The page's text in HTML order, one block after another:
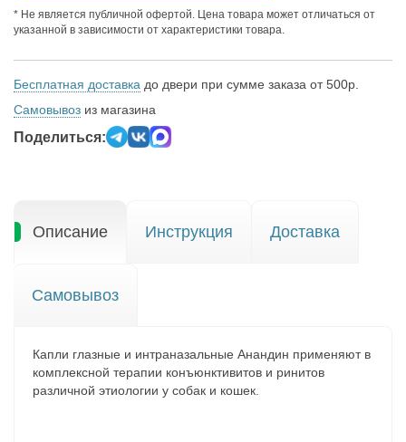
* Не является публичной офертой. Цена товара может отличаться от
указанной в зависимости от характеристики товара.
Бесплатная доставка до двери при сумме заказа от 500р.
Самовывоз из магазина
Поделиться:
Описание Инструкция Доставка
Самовывоз
Капли глазные и интраназальные Анандин применяют в
комплексной терапии конъюнктивитов и ринитов
различной этиологии у собак и кошек.